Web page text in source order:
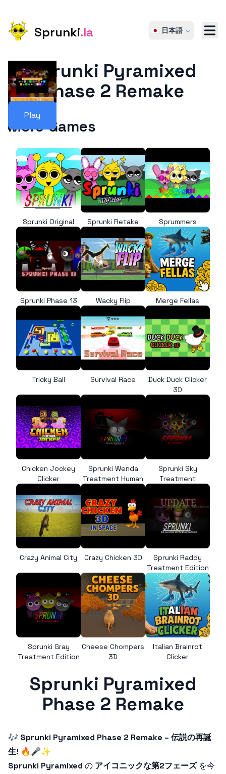
Sprunki.la 🇯🇵 日本語
Play
Sprunki Pyramixed
Phase 2 Remake
More Games
Sprunki Original Sprunki Retake Sprummers
Sprunki Phase 13 Wacky Flip Merge Fellas
Tricky Ball Survival Race
Duck Duck Clicker
3D
Chicken Jockey
Clicker
Sprunki Wenda
Treatment Human
Sprunki Sky
Treatment
Crazy Animal City Crazy Chicken 3D
Sprunki Raddy
Treatment Edition
Sprunki Gray
Treatment Edition
Cheese Chompers
3D
Italian Brainrot
Clicker
Sprunki Pyramixed
Phase 2 Remake
🎶 Sprunki Pyramixed Phase 2 Remake – 伝説の再誕
生! 🔥🎤✨
Sprunki Pyramixed の アイコニックな第2フェーズを今